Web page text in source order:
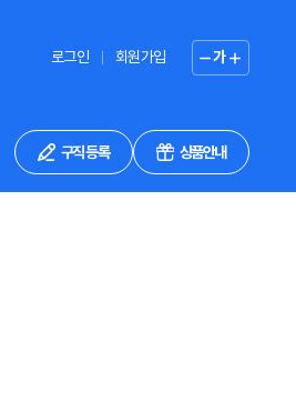
로그인 회원가입 가
구직 등록 상품안내